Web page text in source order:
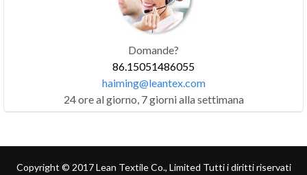
Domande?
86.15051486055
haiming@leantex.com
24 ore al giorno, 7 giorni alla settimana
Copyright © 2017 Lean Textile Co., Limited Tutti i diritti riservati